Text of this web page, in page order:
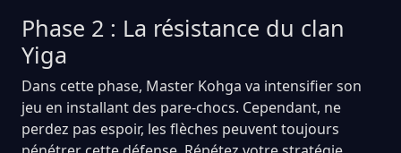
Phase 2 : La résistance du clan
Yiga
Dans cette phase, Master Kohga va intensifier son
jeu en installant des pare-chocs. Cependant, ne
perdez pas espoir, les flèches peuvent toujours